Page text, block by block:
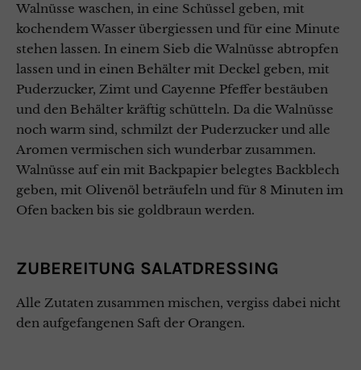
Walnüsse waschen, in eine Schüssel geben, mit
kochendem Wasser übergiessen und für eine Minute
stehen lassen. In einem Sieb die Walnüsse abtropfen
lassen und in einen Behälter mit Deckel geben, mit
Puderzucker, Zimt und Cayenne Pfeffer bestäuben
und den Behälter kräftig schütteln. Da die Walnüsse
noch warm sind, schmilzt der Puderzucker und alle
Aromen vermischen sich wunderbar zusammen.
Walnüsse auf ein mit Backpapier belegtes Backblech
geben, mit Olivenöl beträufeln und für 8 Minuten im
Ofen backen bis sie goldbraun werden.
ZUBEREITUNG SALATDRESSING
Alle Zutaten zusammen mischen, vergiss dabei nicht
den aufgefangenen Saft der Orangen.